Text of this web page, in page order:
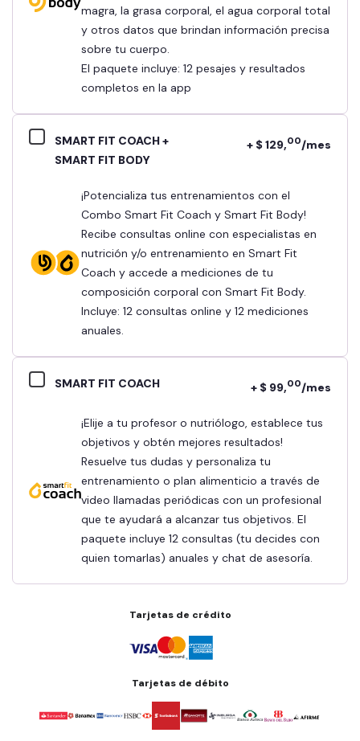
magra, la grasa corporal, el agua corporal total
y otros datos que brindan información precisa
sobre tu cuerpo.
El paquete incluye: 12 pesajes y resultados
completos en la app
SMART FIT COACH +
SMART FIT BODY
+ $ 129,00/mes
¡Potencializa tus entrenamientos con el
Combo Smart Fit Coach y Smart Fit Body!
Recibe consultas online con especialistas en
nutrición y/o entrenamiento en Smart Fit
Coach y accede a mediciones de tu
composición corporal con Smart Fit Body.
Incluye: 12 consultas online y 12 mediciones
anuales.
SMART FIT COACH + $ 99,00/mes
¡Elije a tu profesor o nutriólogo, establece tus
objetivos y obtén mejores resultados!
Resuelve tus dudas y personaliza tu
entrenamiento o plan alimenticio a través de
video llamadas periódicas con un profesional
que te ayudará a alcanzar tus objetivos. El
paquete incluye 12 consultas (tu decides con
quien tomarlas) anuales y chat de asesoría.
Tarjetas de crédito
Tarjetas de débito